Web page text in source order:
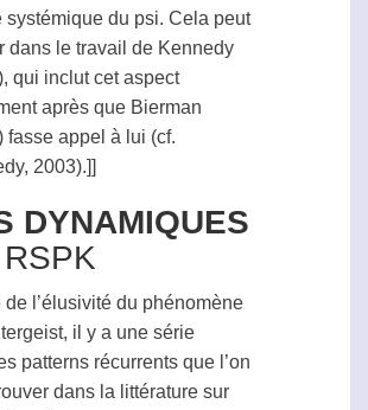
systémique du psi. Cela peut
dans le travail de Kennedy
qui inclut cet aspect
après que Bierman
fasse appel à lui (cf.
2003).]]
DYNAMIQUES
RSPK
de l’élusivité du phénomène
, il y a une série
patterns récurrents que l’on
dans la littérature sur